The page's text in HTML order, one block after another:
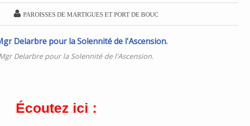
 PAROISSES DE MARTIGUES ET PORT DE BOUC
Delarbre pour la Solennité de l'Ascension.
Écoutez ici :